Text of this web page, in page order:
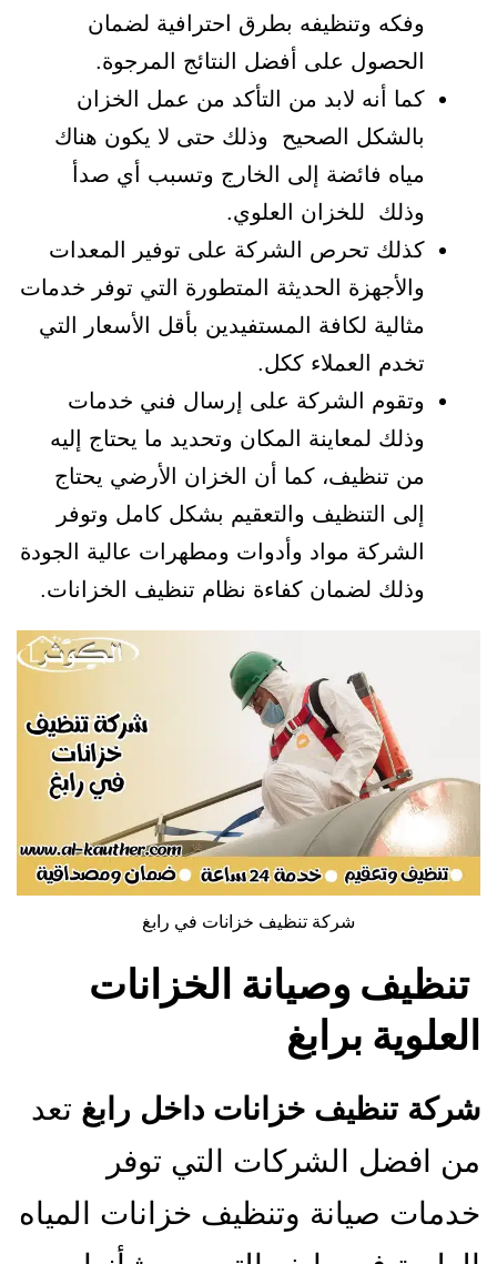
وفكه وتنظيفه بطرق احترافية لضمان
الحصول على أفضل النتائج المرجوة.
كما أنه لابد من التأكد من عمل الخزان
بالشكل الصحيح وذلك حتى لا يكون هناك
مياه فائضة إلى الخارج وتسبب أي صدأ
وذلك للخزان العلوي.
كذلك تحرص الشركة على توفير المعدات
والأجهزة الحديثة المتطورة التي توفر خدمات
مثالية لكافة المستفيدين بأقل الأسعار التي
تخدم العملاء ككل.
وتقوم الشركة على إرسال فني خدمات
وذلك لمعاينة المكان وتحديد ما يحتاج إليه
من تنظيف، كما أن الخزان الأرضي يحتاج
إلى التنظيف والتعقيم بشكل كامل وتوفر
الشركة مواد وأدوات ومطهرات عالية الجودة
وذلك لضمان كفاءة نظام تنظيف الخزانات.
شركة تنظيف خزانات في رابغ
تنظيف وصيانة الخزانات
العلوية برابغ
شركة تنظيف خزانات داخل رابغ تعد
من افضل الشركات التي توفر
خدمات صيانة وتنظيف خزانات المياه